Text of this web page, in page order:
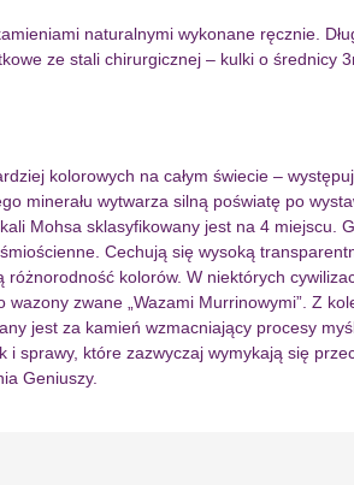
naturalnymi wykonane ręcznie.
ze stali chirurgicznej – kulki o
kolorowych na całym świecie –
minerału wytwarza silną poświatę po
Mohsa sklasyfikowany jest na 4
Cechują się wysoką
kolorów. W niektórych
zwane „Wazami Murrinowymi”. Z
jest za kamień wzmacniający procesy
sprawy, które zazwyczaj wymykają się
Geniuszy.